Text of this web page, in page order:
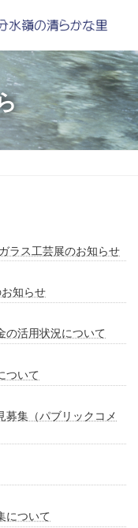
ラス工芸展のお知らせ
知らせ
活用状況について
ついて
募集（パブリックコメ
について